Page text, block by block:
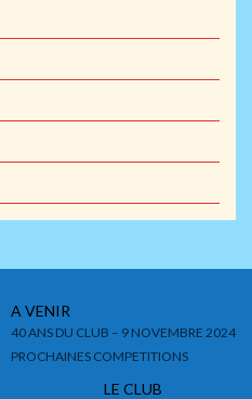
A VENIR
40 ANS DU CLUB – 9 NOVEMBRE 2024
PROCHAINES COMPETITIONS
LE CLUB